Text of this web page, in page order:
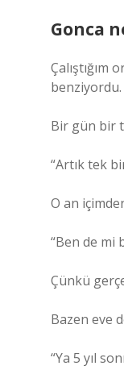
Gonca
Çalıştığım
Bir gün bir
“Artık tek
O an
“Ben de mi
Çünkü
Bazen eve
“Ya 5 yıl